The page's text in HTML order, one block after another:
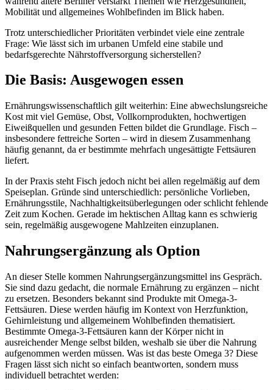
Mobilität und allgemeines Wohlbefinden im Blick haben.
Trotz unterschiedlicher Prioritäten verbindet viele eine zentrale
Frage: Wie lässt sich im urbanen Umfeld eine stabile und
bedarfsgerechte Nährstoffversorgung sicherstellen?
Die Basis: Ausgewogen essen
Ernährungswissenschaftlich gilt weiterhin: Eine abwechslungsreiche
Kost mit viel Gemüse, Obst, Vollkornprodukten, hochwertigen
Eiweißquellen und gesunden Fetten bildet die Grundlage. Fisch –
insbesondere fettreiche Sorten – wird in diesem Zusammenhang
häufig genannt, da er bestimmte mehrfach ungesättigte Fettsäuren
liefert.
In der Praxis steht Fisch jedoch nicht bei allen regelmäßig auf dem
Speiseplan. Gründe sind unterschiedlich: persönliche Vorlieben,
Ernährungsstile, Nachhaltigkeitsüberlegungen oder schlicht fehlende
Zeit zum Kochen. Gerade im hektischen Alltag kann es schwierig
sein, regelmäßig ausgewogene Mahlzeiten einzuplanen.
Nahrungsergänzung als Option
An dieser Stelle kommen Nahrungsergänzungsmittel ins Gespräch.
Sie sind dazu gedacht, die normale Ernährung zu ergänzen – nicht
zu ersetzen. Besonders bekannt sind Produkte mit Omega-3-
Fettsäuren. Diese werden häufig im Kontext von Herzfunktion,
Gehirnleistung und allgemeinem Wohlbefinden thematisiert.
Bestimmte Omega-3-Fettsäuren kann der Körper nicht in
ausreichender Menge selbst bilden, weshalb sie über die Nahrung
aufgenommen werden müssen. Was ist das beste Omega 3? Diese
Fragen lässt sich nicht so einfach beantworten, sondern muss
individuell betrachtet werden: